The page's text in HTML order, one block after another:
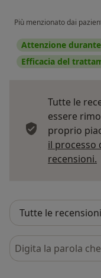
Più menzionato dai
Attenzione
Efficacia del
Tutte le
essere
proprio
il processo
recensioni.
Cerca nelle